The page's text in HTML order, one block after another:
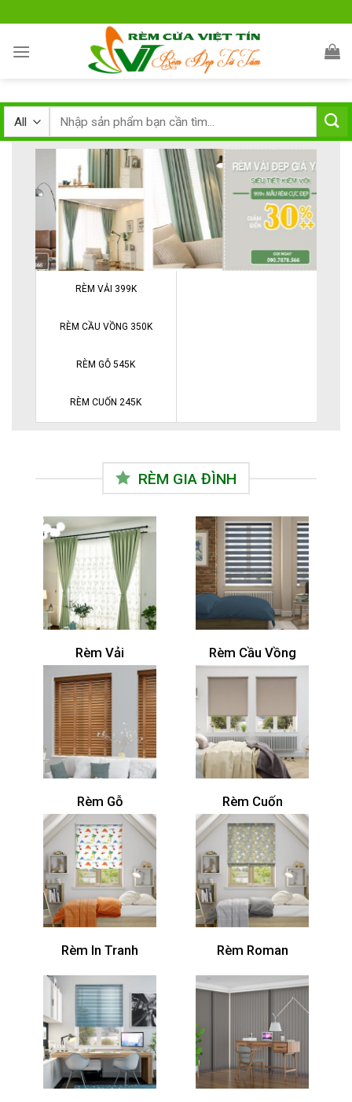
to
content
RÈM VẢI 399K
RÈM CẦU VỒNG 350K
RÈM GỖ 545K
RÈM CUỐN 245K
RÈM GIA ĐÌNH
Rèm Vải Rèm Cầu Vồng
Rèm Gỗ Rèm Cuốn
Rèm In Tranh Rèm Roman